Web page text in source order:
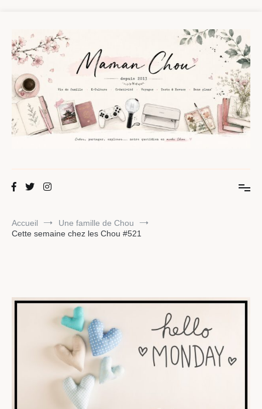
contenu
Maman Chou
Accueil
Une famille de Chou
Cette semaine chez les Chou #521